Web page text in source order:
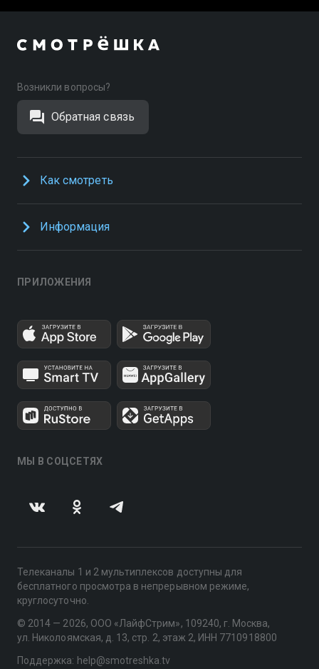
Возникли вопросы?
Обратная связь
Как смотреть
Информация
ПРИЛОЖЕНИЯ
МЫ В СОЦСЕТЯХ
Телеканалы 1 и 2 мультиплексов доступны для
бесплатного просмотра в непрерывном режиме,
круглосуточно.
© 2014 — 2026, ООО «ЛайфСтрим», 109240, г. Москва,
ул. Николоямская, д. 13, стр. 2, этаж 2, ИНН 7710918800
Поддержка: help@smotreshka.tv